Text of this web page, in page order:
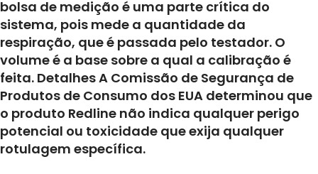
bolsa de medição é uma parte crítica do
sistema, pois mede a quantidade da
respiração, que é passada pelo testador. O
volume é a base sobre a qual a calibração é
feita. Detalhes A Comissão de Segurança de
Produtos de Consumo dos EUA determinou que
o produto Redline não indica qualquer perigo
potencial ou toxicidade que exija qualquer
rotulagem específica.